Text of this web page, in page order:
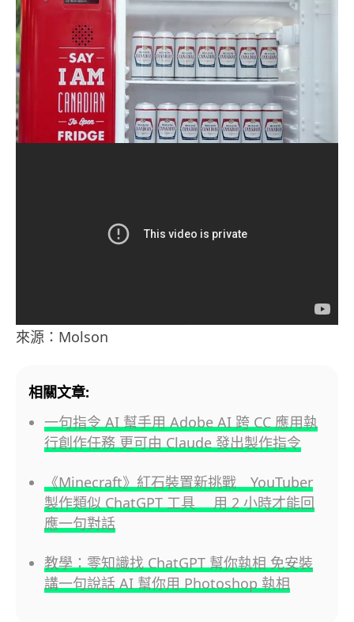
來源：Molson
相關文章:
一句指令 AI 幫手用 Adobe AI 跨 CC 應用執
行創作任務 更可由 Claude 發出製作指令
《Minecraft》紅石裝置新挑戰 YouTuber
製作類似 ChatGPT 工具 用 2 小時才能回
應一句對話
教學：零知識找 ChatGPT 幫你執相 免安裝
講一句說話 AI 幫你用 Photoshop 執相